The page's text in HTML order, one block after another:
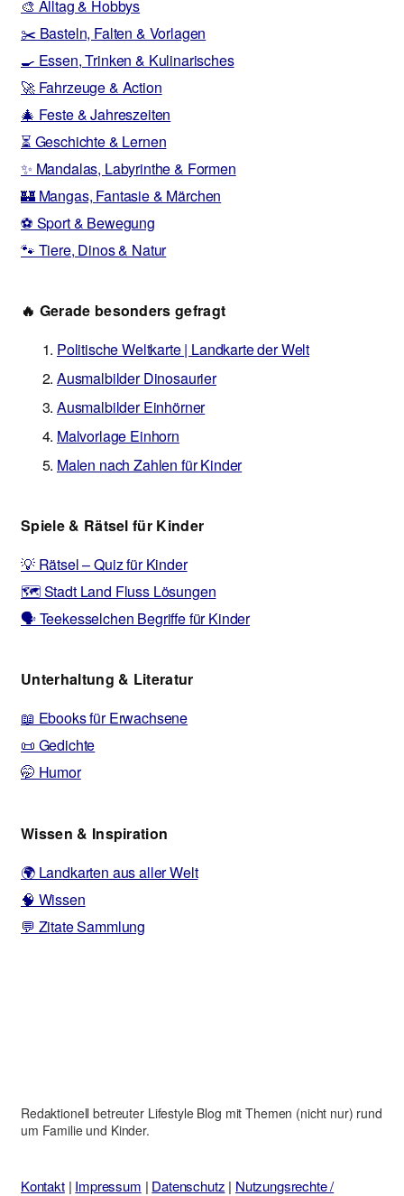
🎨 Alltag & Hobbys
✂️ Basteln, Falten & Vorlagen
🍳 Essen, Trinken & Kulinarisches
🚀 Fahrzeuge & Action
🎄 Feste & Jahreszeiten
⏳ Geschichte & Lernen
✨ Mandalas, Labyrinthe & Formen
🏰 Mangas, Fantasie & Märchen
⚽ Sport & Bewegung
🐾 Tiere, Dinos & Natur
🔥 Gerade besonders gefragt
Politische Weltkarte | Landkarte der Welt
Ausmalbilder Dinosaurier
Ausmalbilder Einhörner
Malvorlage Einhorn
Malen nach Zahlen für Kinder
Spiele & Rätsel für Kinder
💡 Rätsel – Quiz für Kinder
🗺️ Stadt Land Fluss Lösungen
🗣️ Teekesselchen Begriffe für Kinder
Unterhaltung & Literatur
📖 Ebooks für Erwachsene
📜 Gedichte
🤭 Humor
Wissen & Inspiration
🌍 Landkarten aus aller Welt
🧠 Wissen
💬 Zitate Sammlung
Redaktionell betreuter Lifestyle Blog mit Themen (nicht nur) rund
um Familie und Kinder.
Kontakt| Impressum | Datenschutz | Nutzungsrechte /